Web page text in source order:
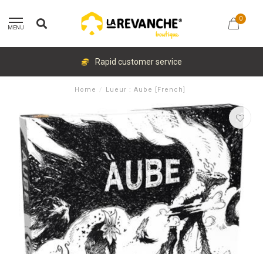
MENU
0
Rapid customer service
Home / Lueur : Aube [French]